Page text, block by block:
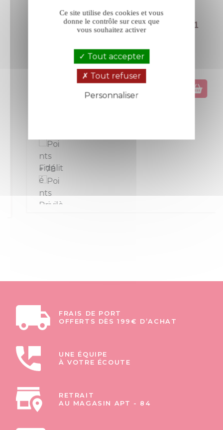
Château de Mille Milonum blanc 2021
Luberon-Ventoux
+ 78
FRAIS DE PORT
OFFERTS DÈS 199€ D’ACHAT
UNE ÉQUIPE
À VOTRE ÉCOUTE
RETRAIT
AU MAGASIN APT - 84
Ce site utilise des cookies et vous
donne le contrôle sur ceux que
vous souhaitez activer
Tout accepter
Tout refuser
Personnaliser